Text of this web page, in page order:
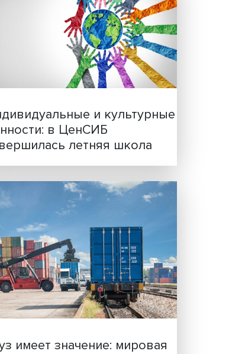
—
в
Иллюзия безопасности:
исследовали влияние
решения врачей
Индивидуальные и
ценности: в ЦенСИБ
завершилась летняя